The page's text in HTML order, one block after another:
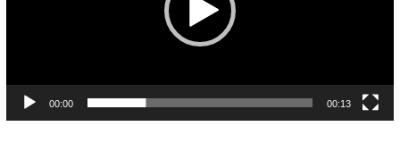
00:00 00:13